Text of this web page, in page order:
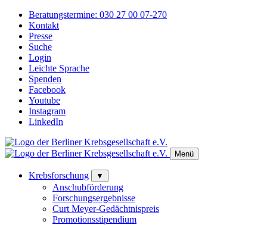
Beratungstermine: 030 27 00 07-270
Kontakt
Presse
Suche
Login
Leichte Sprache
Spenden
Facebook
Youtube
Instagram
LinkedIn
Menü
Krebsforschung ▼
Anschubförderung
Forschungsergebnisse
Curt Meyer-Gedächtnispreis
Promotionsstipendium